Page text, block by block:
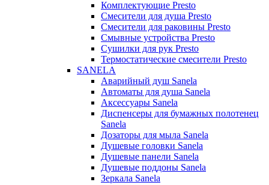
Комплектующие Presto
Смесители для душа Presto
Смесители для раковины Presto
Смывные устройства Presto
Сушилки для рук Presto
Термостатические смесители Presto
SANELA
Аварийный душ Sanela
Автоматы для душа Sanela
Аксессуары Sanela
Диспенсеры для бумажных полотенец
Sanela
Дозаторы для мыла Sanela
Душевые головки Sanela
Душевые панели Sanela
Душевые поддоны Sanela
Зеркала Sanela